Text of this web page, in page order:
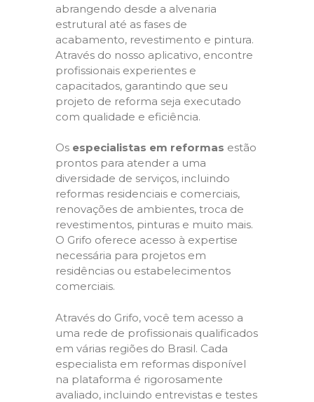
abrangendo desde a alvenaria
estrutural até as fases de
acabamento, revestimento e pintura.
Através do nosso aplicativo, encontre
profissionais experientes e
capacitados, garantindo que seu
projeto de reforma seja executado
com qualidade e eficiência.
Os especialistas em reformas estão
prontos para atender a uma
diversidade de serviços, incluindo
reformas residenciais e comerciais,
renovações de ambientes, troca de
revestimentos, pinturas e muito mais.
O Grifo oferece acesso à expertise
necessária para projetos em
residências ou estabelecimentos
comerciais.
Através do Grifo, você tem acesso a
uma rede de profissionais qualificados
em várias regiões do Brasil. Cada
especialista em reformas disponível
na plataforma é rigorosamente
avaliado, incluindo entrevistas e testes